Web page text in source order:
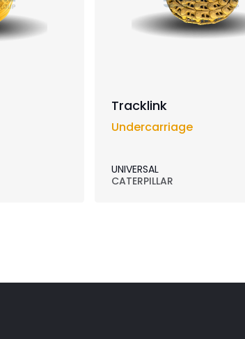
Tracklink
Undercarriage
UNIVERSAL
CATERPILLAR